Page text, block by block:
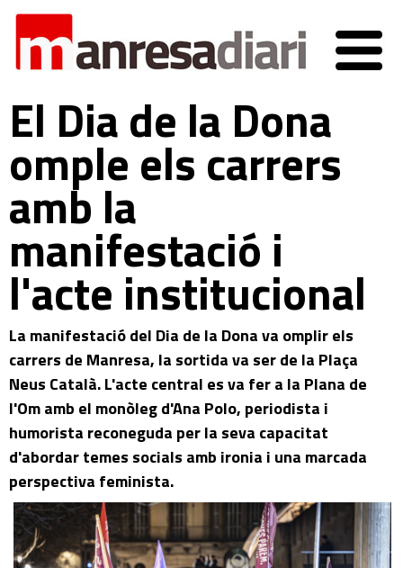
El Dia de la Dona
omple els carrers
amb la
manifestació i
l'acte institucional
La manifestació del Dia de la Dona va omplir els
carrers de Manresa, la sortida va ser de la Plaça
Neus Català. L'acte central es va fer a la Plana de
l'Om amb el monòleg d'Ana Polo, periodista i
humorista reconeguda per la seva capacitat
d'abordar temes socials amb ironia i una marcada
perspectiva feminista.